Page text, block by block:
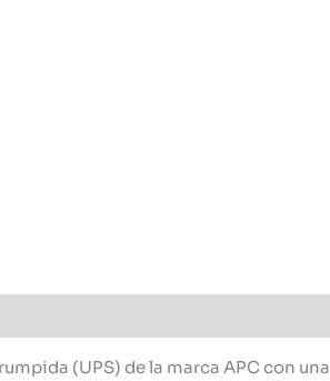
(UPS) de la marca APC con una